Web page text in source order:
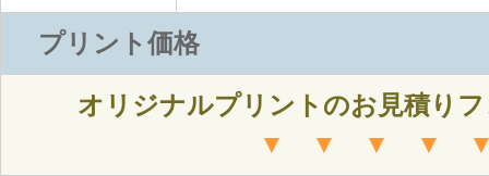
プリント価格
オリジナルプリントのお見積り
▼ ▼ ▼ ▼